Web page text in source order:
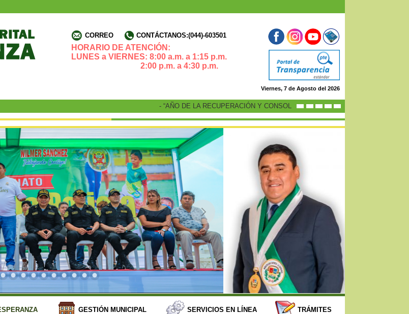
CORREO CONTÁCTANOS:(044)-603501
HORARIO DE ATENCIÓN:
LUNES a VIERNES: 8:00 a.m. a 1:15 p.m.
2:00 p.m. a 4:30 p.m.
Viernes, 7 de Agosto del 2026
- “AÑO DE LA RECUPERACIÓN Y CONSOLIDACIÓN DE LA ECONOMÍA PERUANA”
GESTIÓN MUNICIPAL SERVICIOS EN LÍNEA TRÁMITES